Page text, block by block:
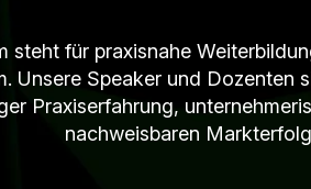
steht für praxisnahe
Unsere Speaker und Dozenten
Praxiserfahrung,
nachweisbaren